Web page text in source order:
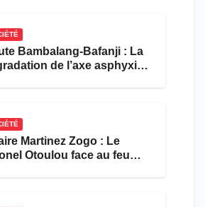
Bambalang-Bafanji : La
de l’axe asphyxie
Martinez Zogo : Le
Otoulou face au feu